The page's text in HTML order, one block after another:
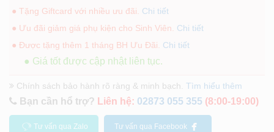
● Tặng Giftcard với nhiều ưu đãi. Chi tiết
● Ưu đãi giảm giá phụ kiện cho Sinh Viên. Chi tiết
● Được tặng thêm 1 tháng BH Ưu Đãi. Chi tiết
● Giá tốt được cập nhật liên tục.
Chính sách bảo hành rõ ràng & minh bạch. Tìm hiểu thêm
Bạn cần hổ trợ? Liên hệ: 02873 055 355 (8:00-19:00)
Tư vấn qua Zalo Tư vấn qua Facebook